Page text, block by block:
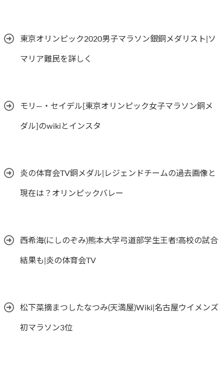
東京オリンピック2020男子マラソン銀銅メダリスト|ソ
マリア難民を詳しく
モリ―・セイデル[東京オリンピック女子マラソン銅メ
ダル]のwikiとインスタ
炎の体育会TV銅メダル|レジェンドチームの過去画像と
現在は？オリンピックバレー
西希海(にしのぞみ)熊本大学弓道部学生王者!高校の試合
結果も|炎の体育会TV
松下菜摘まつしたなつみ(天満屋)Wiki|名古屋ウイメンズ
初マラソン3位